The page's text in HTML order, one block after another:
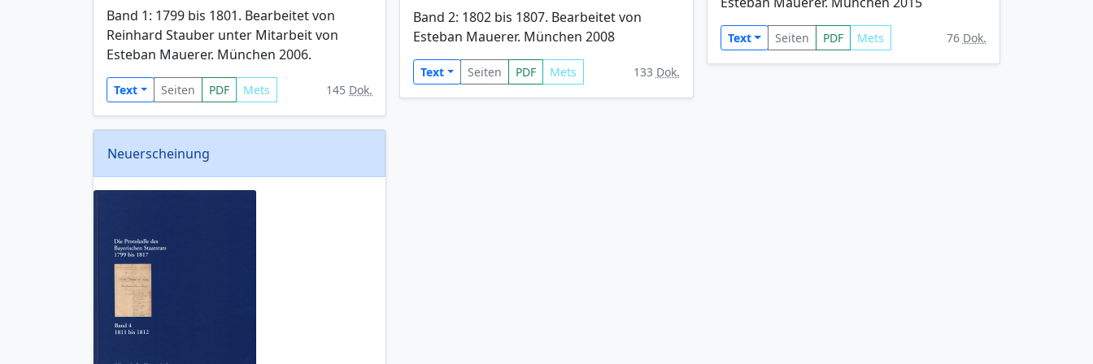
Band 1: 1799 bis 1801. Bearbeitet von
Reinhard Stauber unter Mitarbeit von
Esteban Mauerer. München 2006.
Text Seiten PDF Mets 145 Dok.
Band 2: 1802 bis 1807. Bearbeitet von
Esteban Mauerer. München 2008
Text Seiten PDF Mets 133 Dok.
Text Seiten PDF Mets 76 Dok.
Neuerscheinung